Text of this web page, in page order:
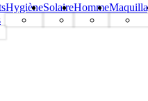
HygièneSolaireHomme